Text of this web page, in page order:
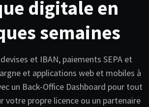
digitale en
semaines
et IBAN, paiements SEPA et
et applications web et mobiles à
un Back-Office Dashboard pour tout
votre propre licence ou un partenaire